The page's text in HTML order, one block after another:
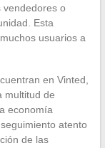
vendedores o
Esta
usuarios a
en Vinted,
multitud de
economía
atento
de las